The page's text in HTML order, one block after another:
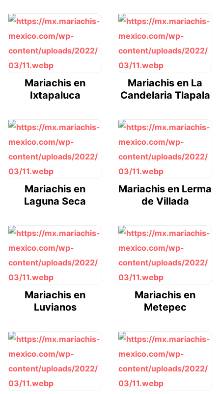
Mariachis en
Ixtapaluca
Mariachis en La
Candelaria Tlapala
Mariachis en
Laguna Seca
Mariachis en Lerma
de Villada
Mariachis en
Luvianos
Mariachis en
Metepec